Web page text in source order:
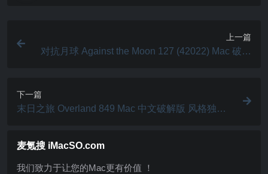
上一篇
对抗月球 Against the Moon 127 (42022) Mac 破解
下一篇
末日之旅 Overland 849 Mac 中文破解版 风格独特
麦氪搜 iMacSO.com
我们致力于让您的Mac更有价值 ！